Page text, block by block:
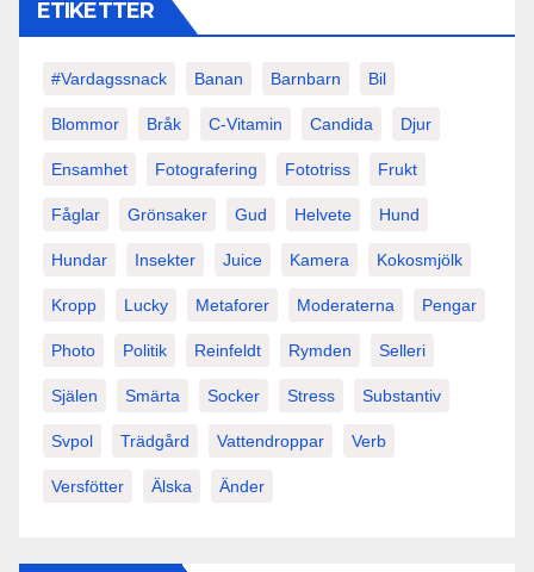
ETIKETTER
#vardagssnack Banan Barnbarn Bil
Blommor Bråk C-Vitamin Candida Djur
Ensamhet Fotografering Fototriss Frukt
Fåglar Grönsaker Gud Helvete Hund
Hundar Insekter Juice Kamera Kokosmjölk
Kropp Lucky Metaforer Moderaterna Pengar
Photo Politik Reinfeldt Rymden Selleri
Själen Smärta Socker Stress Substantiv
Svpol Trädgård Vattendroppar Verb
Versfötter Älska Änder